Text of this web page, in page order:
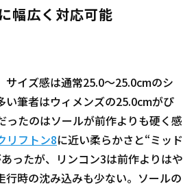
幅広く対応可能
イズ感は通常25.0～25.0cmのシ
い筆者はウィメンズの25.0cmがぴ
ったのはソールが前作よりも硬く感
リフトン8に近い柔らかさと“ミッド
ったが、リンコン3は前作よりはや
行時の沈み込みも少ない。ソールの